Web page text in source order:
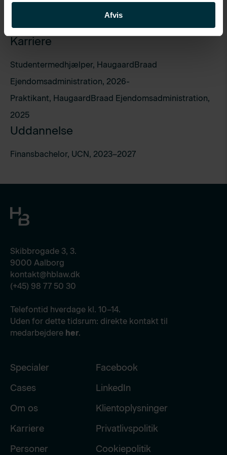
Afvis
Karriere
Studentermedhjælper, HaugaardBraad
Ejendomsadministration, 2026-
Praktikant, HaugaardBraad Ejendomsadministration,
2025
Uddannelse
Finansbachelor, UCN, 2023–2027
Skibbrogade 3, 3.
9000 Aalborg
kontakt@hblaw.dk
(+45) 98 77 50 30
Telefontid hverdage kl. 10–14.
Uden for dette tidsrum: direkte kontakt til
medarbejdere her.
Specialer
Cases
Om os
Karriere
Personer
Facebook
LinkedIn
Klientoplysninger
Privatlivspolitik
Cookiepolitik